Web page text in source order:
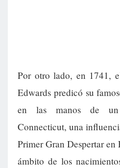
Por otro lado, en 1741,
Edwards predicó su
en las manos de
Connecticut, una
Primer Gran Despertar en
ámbito de los